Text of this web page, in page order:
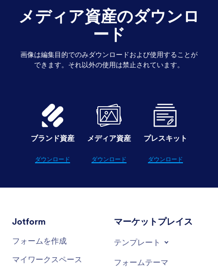
メディア資産のダウンロ
ード
画像は編集目的でのみダウンロードおよび使用することが
できます。それ以外の使用は禁止されています。
ブランド資産
ダウンロード
メディア資産
ダウンロード
プレスキット
ダウンロード
Jotform
フォームを作成
マイワークスペース
マーケットプレイス
テンプレート
フォームテーマ